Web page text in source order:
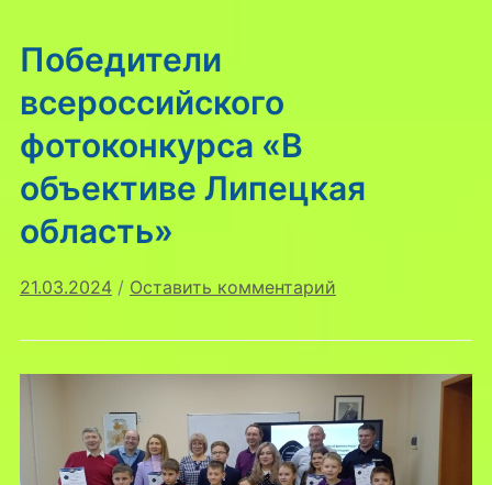
Победители
всероссийского
фотоконкурса «В
объективе Липецкая
область»
21.03.2024 / Оставить комментарий